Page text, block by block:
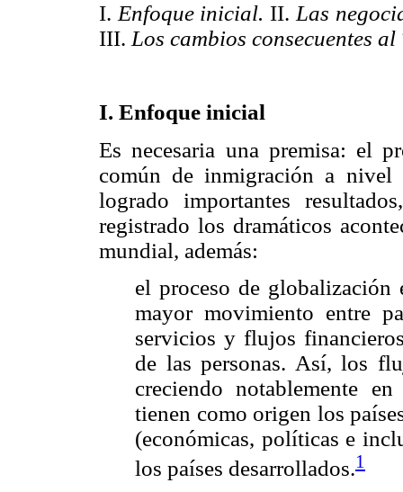
I. Enfoque inicial. II. Las
III. Los cambios consecuentes
I. Enfoque inicial
Es necesaria una premisa: el
común de inmigración a nivel
logrado importantes
registrado los dramáticos
mundial, además:
el proceso de
mayor movimiento entre
servicios y flujos
de las personas. Así, los
creciendo notablemente
tienen como origen los
(económicas, políticas e
los países desarrollados.1